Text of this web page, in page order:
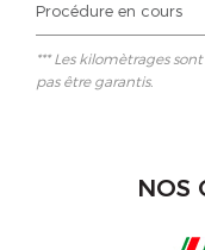
Procédure en cours
*** Les kilomètrages
pas être garantis.
NOS